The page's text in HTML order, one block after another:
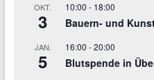
OKT.
3
10:00 - 18:00
Bauern- und
JAN.
5
16:00 -20:00
Blutspende in